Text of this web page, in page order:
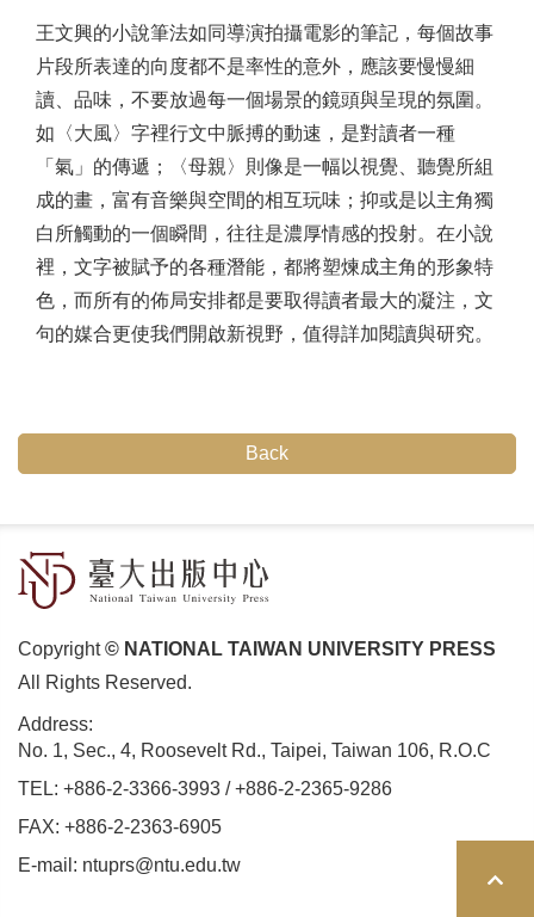
王文興的小說筆法如同導演拍攝電影的筆記，每個故事
片段所表達的向度都不是率性的意外，應該要慢慢細
讀、品味，不要放過每一個場景的鏡頭與呈現的氛圍。
如〈大風〉字裡行文中脈搏的動速，是對讀者一種
「氣」的傳遞；〈母親〉則像是一幅以視覺、聽覺所組
成的畫，富有音樂與空間的相互玩味；抑或是以主角獨
白所觸動的一個瞬間，往往是濃厚情感的投射。在小說
裡，文字被賦予的各種潛能，都將塑煉成主角的形象特
色，而所有的佈局安排都是要取得讀者最大的凝注，文
句的媒合更使我們開啟新視野，值得詳加閱讀與研究。
Back
Copyright© NATIONAL TAIWAN UNIVERSITY PRESS
All Rights Reserved.
Address:
No. 1, Sec., 4, Roosevelt Rd., Taipei, Taiwan 106, R.O.C
TEL: +886-2-3366-3993 /+886-2-2365-9286
FAX: +886-2-2363-6905
E-mail: ntuprs@ntu.edu.tw